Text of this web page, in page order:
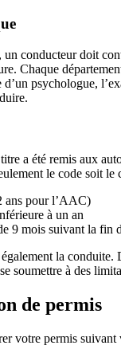
conducteur doit
Chaque
psychologue,
a été remis aux
le code soit
ans pour l’AAC)
à un an
9 mois suivant la fin
la
soumettre à des
de permis
votre permis suivant